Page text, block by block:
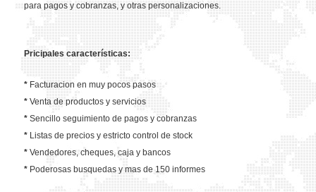
para pagos y cobranzas, y otras personalizaciones.
Pricipales características:
* Facturacion en muy pocos pasos
* Venta de productos y servicios
* Sencillo seguimiento de pagos y cobranzas
* Listas de precios y estricto control de stock
* Vendedores, cheques, caja y bancos
* Poderosas busquedas y mas de 150 informes